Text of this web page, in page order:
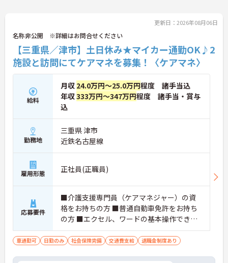
更新日：2026年08月06日
名称非公開 ※詳細はお問合せください
【三重県／津市】土日休み★マイカー通勤OK♪2
施設と訪問にてケアマネを募集！〈ケアマネ〉
給料
月収 24.0万円～25.0万円程度 諸手当込
年収333万円～347万円程度 諸手当・賞与
込
勤務地
三重県 津市
近鉄名古屋線
雇用形態 正社員(正職員)
応募要件
■介護支援専門員（ケアマネジャー）の資
格をお持ちの方 ■普通自動車免許をお持ち
の方 ■エクセル、ワードの基本操作できる
方
車通勤可 日勤のみ 社会保険完備 交通費支給 退職金制度あり